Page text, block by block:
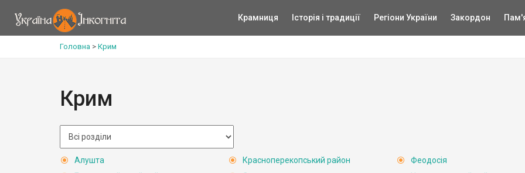
Крамниця Історія і традиції Регіони України Закордон
Головна > Крим
Крим
Алушта
Красноперекопський район
Феодосія